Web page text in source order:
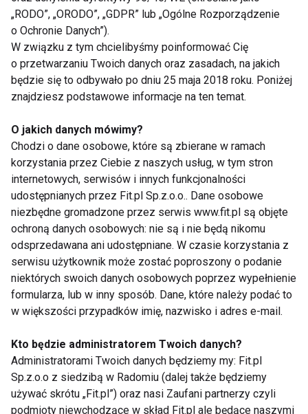
użytku lub jest sterylizowany w temperaturze
przynajmniej 220°C.
Kontakty z osobą zakażoną, jeśli przestrzega ona
podstawowych zasad higieny, nie są ryzykowne. Nie
cążki, żyletki czy szczoteczki do zębów, gdzie może
znajdować się nawet niewidoczna gołym okiem
plamka krwi. Dotykanie, całowanie czy spożywanie
posiłków przygotowanych przez osobę zakażoną
nie niesie za sobą ryzyka. Bardzo rzadko (ok 1%
przypadków) do zakażenia dochodzi poprzez
kontakty płciowe z nosicielem wirusa. Ryzyko to
wzrasta adekwatnie do liczby partnerów
seksualnych.
Wirusowemu Zapaleniu Wątroby typu C, jedynymi
sposobami zapobiegania rozprzestrzeniania się
epidemii są higiena i ostrożność oraz wczesne
wykrywanie zakażenia, pozwalające na skuteczne
„RODO”, „ORODO”, „GDPR” lub „Ogólne Rozporządzenie
o Ochronie Danych”).
W związku z tym chcielibyśmy poinformować Cię
o przetwarzaniu Twoich danych oraz zasadach, na jakich
będzie się to odbywało po dniu 25 maja 2018 roku. Poniżej
znajdziesz podstawowe informacje na ten temat.
O jakich danych mówimy?
Chodzi o dane osobowe, które są zbierane w ramach
korzystania przez Ciebie z naszych usług, w tym stron
internetowych, serwisów i innych funkcjonalności
udostępnianych przez Fit.pl Sp.z.o.o.. Dane osobowe
niezbędne gromadzone przez serwis www.fit.pl są objęte
ochroną danych osobowych: nie są i nie będą nikomu
odsprzedawana ani udostępniane. W czasie korzystania z
serwisu użytkownik może zostać poproszony o podanie
niektórych swoich danych osobowych poprzez wypełnienie
formularza, lub w inny sposób. Dane, które należy podać to
w większości przypadków imię, nazwisko i adres e-mail.
Kto będzie administratorem Twoich danych?
Administratorami Twoich danych będziemy my: Fit.pl
Sp.z.o.o z siedzibą w Radomiu (dalej także będziemy
używać skrótu „Fit.pl”) oraz nasi Zaufani partnerzy czyli
podmioty niewchodzące w skład Fit.pl ale będące naszymi